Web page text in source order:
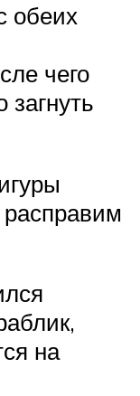
обеих
чего
загнуть
на